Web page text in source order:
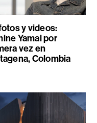
y videos:
Yamal por
vez en
Colombia